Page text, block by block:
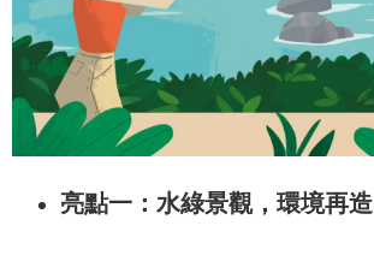
亮點一：水綠景觀，環境再造